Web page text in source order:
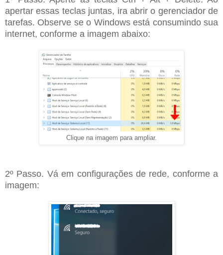
apertar essas teclas juntas, ira abrir o gerenciador de
tarefas. Observe se o Windows está consumindo sua
internet, conforme a imagem abaixo:
Clique na imagem para ampliar.
2º Passo. Vá em configurações de rede, conforme a
imagem: